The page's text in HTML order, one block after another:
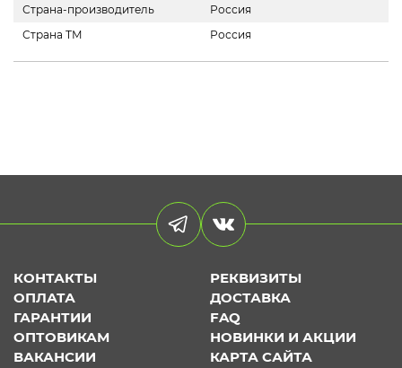
Страна-производитель
Россия
Страна ТМ
Россия
КОНТАКТЫ
РЕКВИЗИТЫ
ОПЛАТА
ДОСТАВКА
ГАРАНТИИ
FAQ
ОПТОВИКАМ
НОВИНКИ И АКЦИИ
ВАКАНСИИ
КАРТА САЙТА